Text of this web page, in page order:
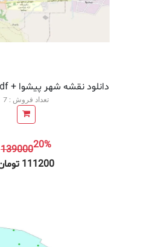
دانلود نقشه شهر پیشوا + pdf با کیفیت بالا
تعداد فروش : 7
13900020%
111200 تومان